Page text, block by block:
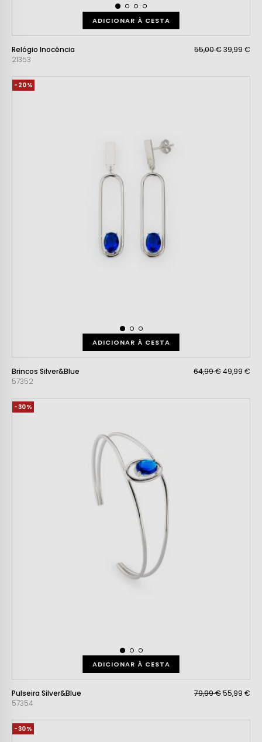
ADICIONAR À CESTA
Relógio Inocência
21353
55,00 €39,99 €
-20%
ADICIONAR À CESTA
Brincos Silver&Blue
57352
64,99 €49,99 €
-30%
ADICIONAR À CESTA
Pulseira Silver&Blue
57354
79,99 €55,99 €
-30%